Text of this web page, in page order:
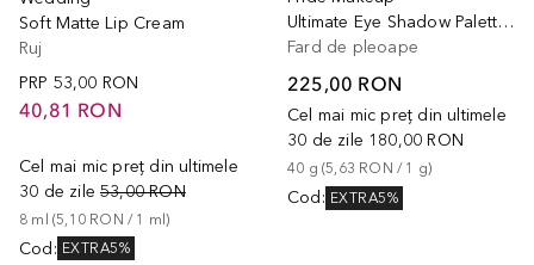
Soft Matte Lip Cream
Ruj
PRP 53,00 RON
40,81 RON
Cel mai mic preț din ultimele
30 de zile 53,00 RON
8 ml (5,10 RON / 1 ml)
Cod : EXTRA5%
Ultimate Eye Shadow Palette Utopia
Fard de pleoape
225,00 RON
Cel mai mic preț din ultimele
30 de zile 180,00 RON
40 g (5,63 RON / 1 g)
Cod : EXTRA5%
+6